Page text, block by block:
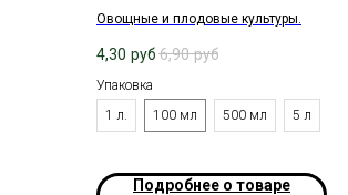
Овощные и плодовые культуры.
4,30 руб 6,90 руб
Упаковка
1 л.
100 мл 500 мл 5 л
Подробнее о товаре